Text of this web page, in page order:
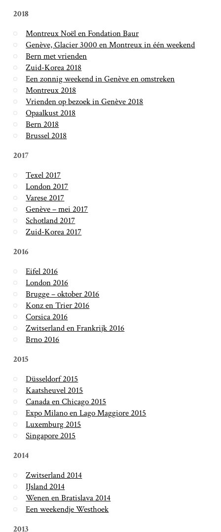
2018
Montreux Noël en Fondation Baur
Genève, Glacier 3000 en Montreux in één weekend
Bern met vrienden
Zuid-Korea 2018
Een zonnig weekend in Genève en omstreken
Montreux 2018
Vrienden op bezoek in Genève 2018
Opaalkust 2018
Bern 2018
Brussel 2018
2017
Texel 2017
London 2017
Varese 2017
Genève – mei 2017
Schotland 2017
Zuid-Korea 2017
2016
Eifel 2016
London 2016
Brugge – oktober 2016
Konz en Trier 2016
Corsica 2016
Zwitserland en Frankrijk 2016
Brno 2016
2015
Düsseldorf 2015
Kaatsheuvel 2015
Canada en Chicago 2015
Expo Milano en Lago Maggiore 2015
Luxemburg 2015
Singapore 2015
2014
Zwitserland 2014
IJsland 2014
Wenen en Bratislava 2014
Een weekendje Westhoek
2013